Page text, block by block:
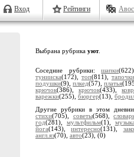
Вход Рейтинги
Выбрана рубрика уют.
Соседние рубрики:шапки
тунииска(172), топ(811), тапочки
подушки(9),плкед(57),платья
крючок(386),крючок(433),
варежки(255), бюргер(13),
Другие рубрики в этом
стихи(705), советы(568),
год(281), мультфильм(1),
йога(143),интересно(131),
англ.яз(70), авто(23), (0)